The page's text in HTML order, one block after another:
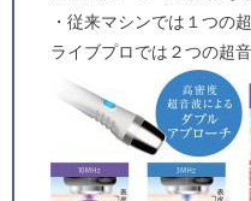
・従来マシンでは１つの
ライブプロでは２つの超